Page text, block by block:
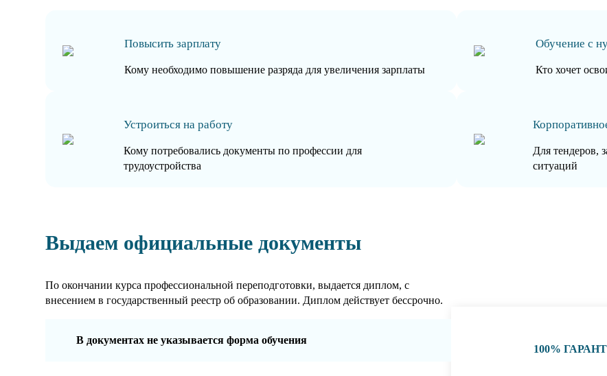
Повысить зарплату
Кому необходимо повышение разряда для увеличения зарплаты
Обучение с
Кто хочет
Устроиться на работу
Кому потребовались документы по профессии для
трудоустройства
Для тендеров,
ситуаций
Выдаем официальные документы
По окончании курса профессиональной переподготовки, выдается диплом, с
внесением в государственный реестр об образовании. Диплом действует бессрочно.
В документах не указывается форма обучения
100%